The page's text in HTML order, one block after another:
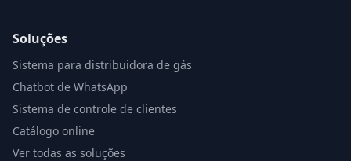
Soluções
Sistema para distribuidora de gás
Chatbot de WhatsApp
Sistema de controle de clientes
Catálogo online
Ver todas as soluções